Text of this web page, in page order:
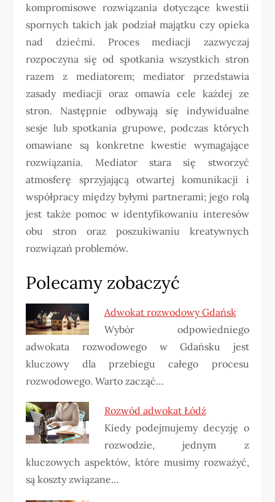
kompromisowe rozwiązania dotyczące kwestii
spornych takich jak podział majątku czy opieka
nad dziećmi. Proces mediacji zazwyczaj
rozpoczyna się od spotkania wszystkich stron
razem z mediatorem; mediator przedstawia
zasady mediacji oraz omawia cele każdej ze
stron. Następnie odbywają się indywidualne
sesje lub spotkania grupowe, podczas których
omawiane są konkretne kwestie wymagające
rozwiązania. Mediator stara się stworzyć
atmosferę sprzyjającą otwartej komunikacji i
współpracy między byłymi partnerami; jego rolą
jest także pomoc w identyfikowaniu interesów
obu stron oraz poszukiwaniu kreatywnych
rozwiązań problemów.
Polecamy zobaczyć
Adwokat rozwodowy Gdańsk
Wybór odpowiedniego
adwokata rozwodowego w Gdańsku jest
kluczowy dla przebiegu całego procesu
rozwodowego. Warto zacząć…
Rozwód adwokat Łódź
Kiedy podejmujemy decyzję o
rozwodzie, jednym z
kluczowych aspektów, które musimy rozważyć,
są koszty związane…